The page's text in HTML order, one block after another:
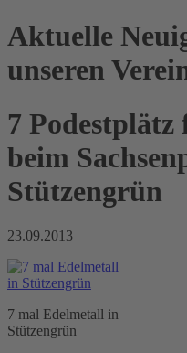
Aktuelle
unseren
7 Podestplätz
beim
Stützengrün
23.09.2013
7 mal Edelmetall in
Stützengrün